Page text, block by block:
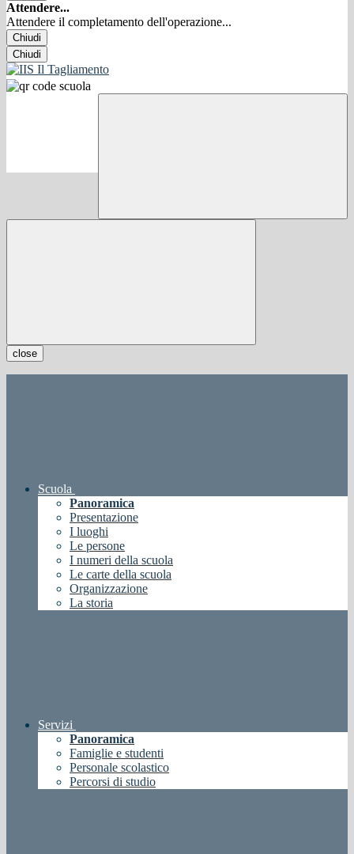
Attendere...
Attendere il completamento dell'operazione...
Chiudi
Chiudi
close
Scuola
Panoramica
Presentazione
I luoghi
Le persone
I numeri della scuola
Le carte della scuola
Organizzazione
La storia
Servizi
Panoramica
Famiglie e studenti
Personale scolastico
Percorsi di studio